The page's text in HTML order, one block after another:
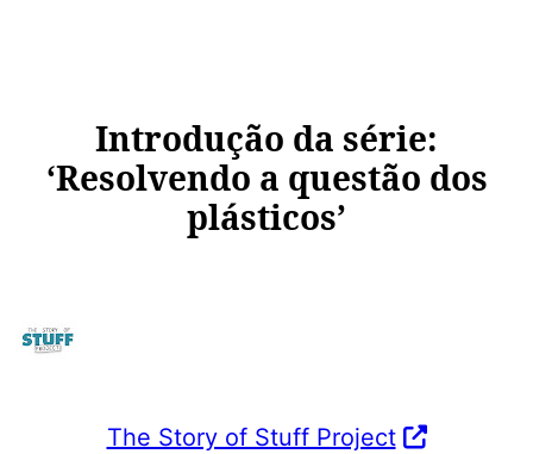
Introdução da série:
‘Resolvendo a questão dos
plásticos’
The Story of Stuff Project